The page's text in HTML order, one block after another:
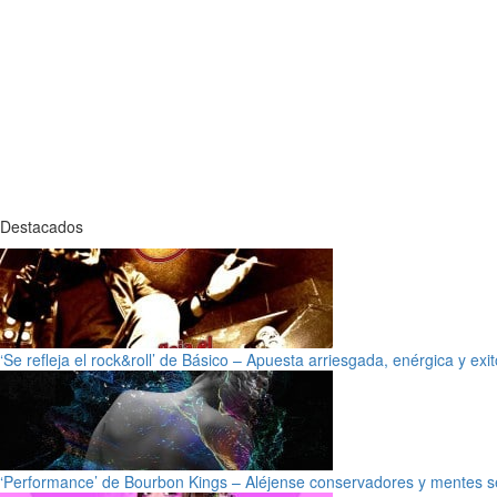
Destacados
‘Se refleja el rock&roll’ de Básico – Apuesta arriesgada, enérgica y
‘Performance’ de Bourbon Kings – Aléjense conservadores y mentes